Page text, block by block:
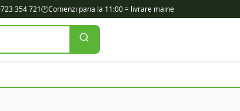
354 721🕐Comenzi pana la 11:00 = livrare maine